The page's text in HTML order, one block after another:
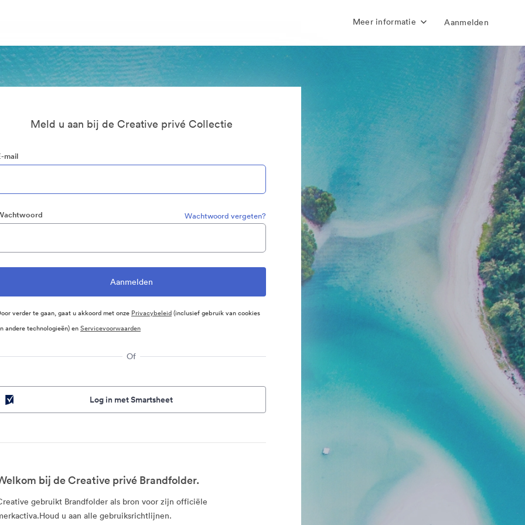
Meer informatie Aanmelden
Meld u aan bij de Creative privé Collectie
mail
Wachtwoord vergeten?
verder te gaan, gaat u akkoord met onze Privacybeleid(inclusief gebruik van cookies
andere technologieën) enServicevoorwaarden
Of
Log in met Smartsheet
bij de Creative privé Brandfolder.
gebruikt Brandfolder als bron voor zijn officiële
u aan alle gebruiksrichtlijnen.